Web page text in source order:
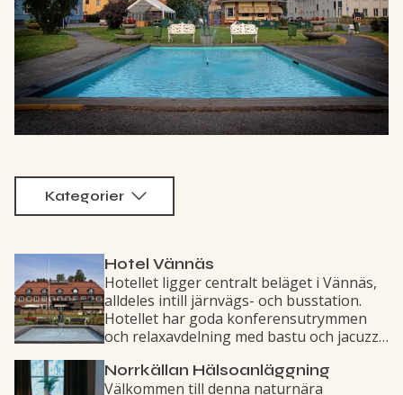
Läs mer
Kategorier
Hotel Vännäs
Hotellet ligger centralt beläget i Vännäs,
alldeles intill järnvägs- och busstation.
Hotellet har goda konferensutrymmen
och relaxavdelning med bastu och jacuzzi.
i en mysig miljö.
Norrkällan Hälsoanläggning
Välkommen till denna naturnära